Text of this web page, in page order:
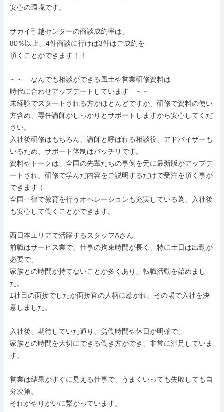
安心の環境です。
サカイ引越センターの商談成約率は、
80％以上、4件商談に行けば3件はご成約を
頂くことができます！！
～～　なんでも相談ができる風土や営業研修資料は
時代に合わせアップデートしています　～～
未経験でスタートされる方がほとんどですが、研修で資料の使い
方含め、専任講師がしっかりとサポートしますから安心してくだ
さい。
入社後研修はもちろん、講師と呼ばれる相談役、アドバイザーも
いるため、サポート体制はバッチリです。
資料やトークは、全国の先輩たちの事例を元に最新版がアップデ
ートされ、研修で学んだ内容をご説明するだけで受注を頂く事が
できます！
全国一律で教育を行うオペレーションも充実している為、入社後
も安心して働くことができます。
西日本エリアで活躍するスタッフAさん
前職はサービス業で、仕事の拘束時間が長く、特に土日は出勤が
必要で、
家族との時間が持てないことが多くあり、転職活動を始めまし
た。
1社目の面接でしたが面接官の人柄に惹かれ、その場で入社を決
意しました。
入社後、期待していた通り、労働時間や休日が明確で、
家族との時間を大切にできる働き方ができ、非常に満足していま
す。
営業は結果がすぐに見える仕事で、うまくいっても失敗しても自
分次第。
それがやりがいに繋がっています。